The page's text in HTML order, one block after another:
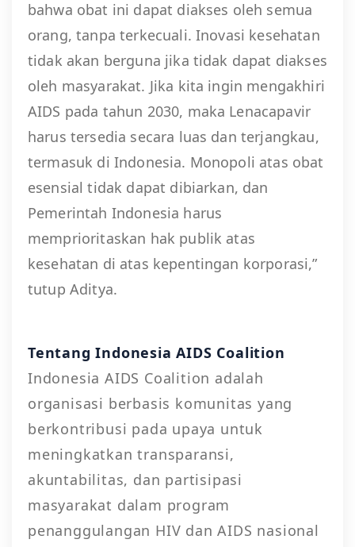
bahwa obat ini dapat diakses oleh semua
orang, tanpa terkecuali. Inovasi kesehatan
tidak akan berguna jika tidak dapat diakses
oleh masyarakat. Jika kita ingin mengakhiri
AIDS pada tahun 2030, maka Lenacapavir
harus tersedia secara luas dan terjangkau,
termasuk di Indonesia. Monopoli atas obat
esensial tidak dapat dibiarkan, dan
Pemerintah Indonesia harus
memprioritaskan hak publik atas
kesehatan di atas kepentingan korporasi,”
tutup Aditya.
Tentang Indonesia AIDS Coalition
Indonesia AIDS Coalition adalah
organisasi berbasis komunitas yang
berkontribusi pada upaya untuk
meningkatkan transparansi,
akuntabilitas, dan partisipasi
masyarakat dalam program
penanggulangan HIV dan AIDS nasional